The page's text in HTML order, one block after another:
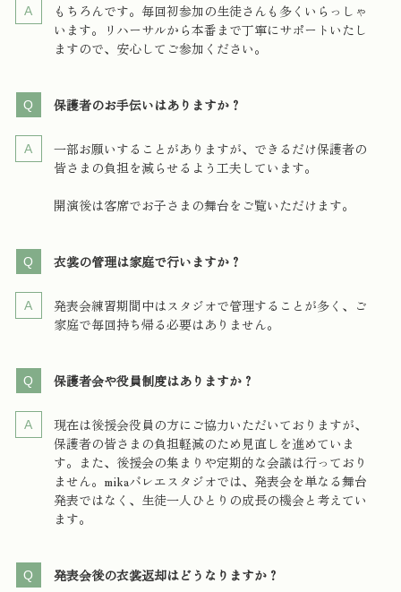
もちろんです。毎回初参加の生徒さんも多くいらっしゃ
います。リハーサルから本番まで丁寧にサポートいたし
ますので、安心してご参加ください。
保護者のお手伝いはありますか？
一部お願いすることがありますが、できるだけ保護者の
皆さまの負担を減らせるよう工夫しています。
開演後は客席でお子さまの舞台をご覧いただけます。
衣裳の管理は家庭で行いますか？
発表会練習期間中はスタジオで管理することが多く、ご
家庭で毎回持ち帰る必要はありません。
保護者会や役員制度はありますか？
現在は後援会役員の方にご協力いただいておりますが、
保護者の皆さまの負担軽減のため見直しを進めていま
す。また、後援会の集まりや定期的な会議は行っており
ません。mikaバレエスタジオでは、発表会を単なる舞台
発表ではなく、生徒一人ひとりの成長の機会と考えてい
ます。
発表会後の衣裳返却はどうなりますか？